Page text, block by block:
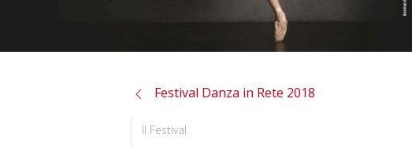
Festival Danza in Rete 2018
Il Festival